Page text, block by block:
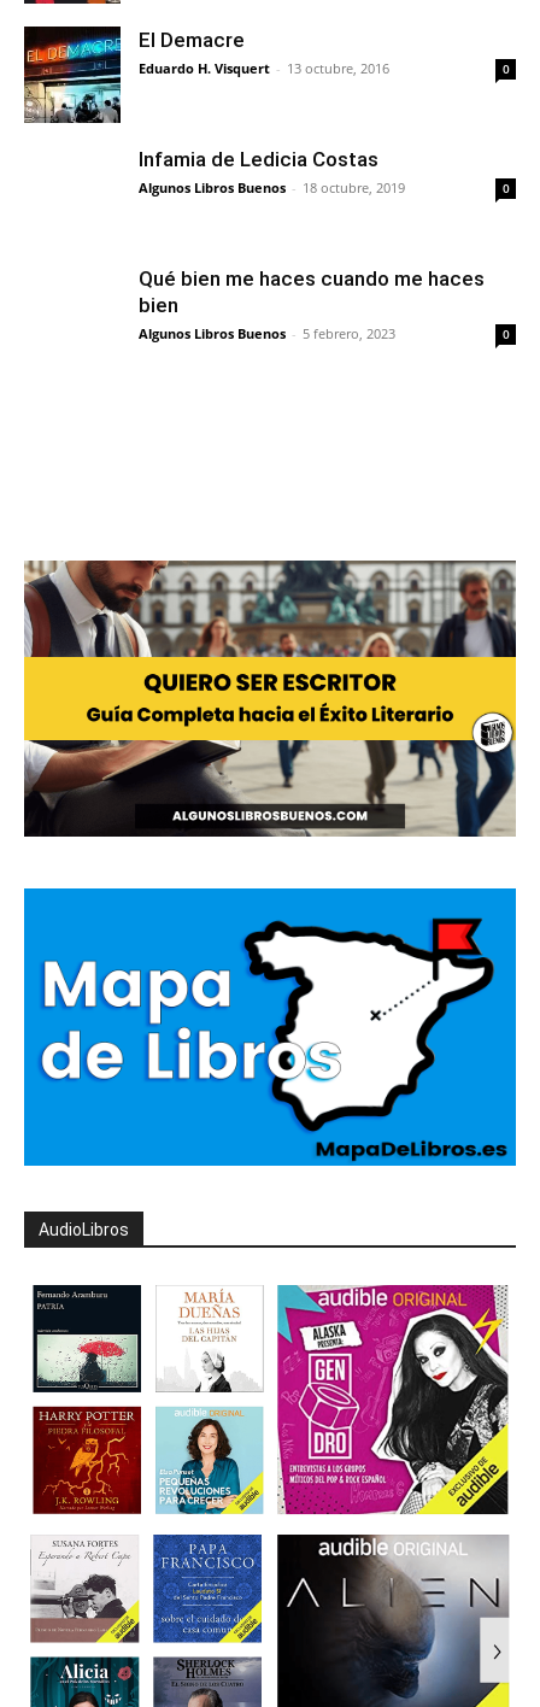
El Demacre
Eduardo H. Visquert - 13 octubre, 2016 0
Infamia de Ledicia Costas
Algunos Libros Buenos - 18 octubre, 2019 0
Qué bien me haces cuando me haces
bien
Algunos Libros Buenos - 5 febrero, 2023 0
AudioLibros